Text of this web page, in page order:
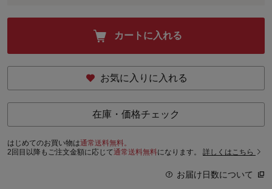
カートに入れる
お気に入りに入れる
在庫・価格チェック
はじめてのお買い物は通常送料無料。
2回目以降もご注文金額に応じて通常送料無料になります。 詳しくはこちら
お届け日数について